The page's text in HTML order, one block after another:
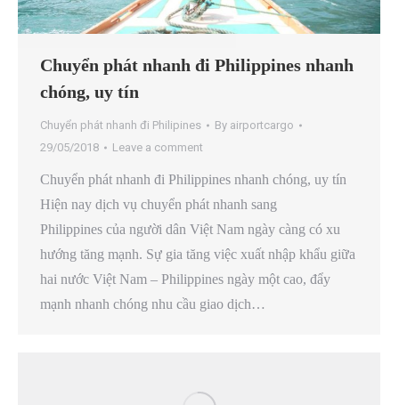
Chuyển phát nhanh đi Philippines nhanh
chóng, uy tín
Chuyển phát nhanh đi Philipines By airportcargo
29/05/2018
Leave a comment
Chuyển phát nhanh đi Philippines nhanh chóng, uy tín
Hiện nay dịch vụ chuyển phát nhanh sang
Philippines của người dân Việt Nam ngày càng có xu
hướng tăng mạnh. Sự gia tăng việc xuất nhập khẩu giữa
hai nước Việt Nam – Philippines ngày một cao, đẩy
mạnh nhanh chóng nhu cầu giao dịch…